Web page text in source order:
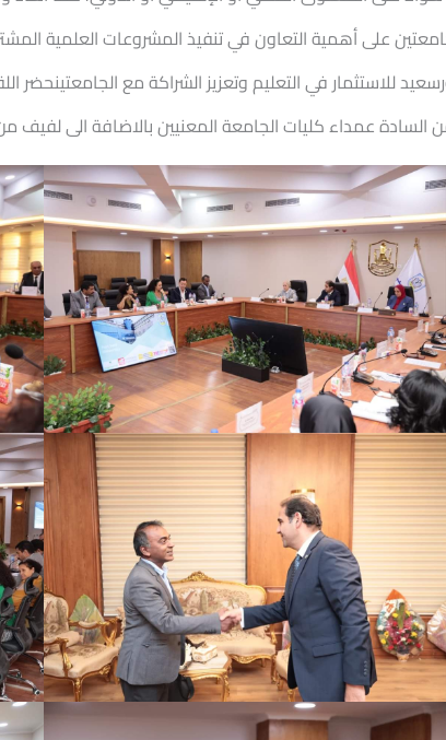
على أهمية التعاون في تنفيذ المشروعات العلمية
للاستثمار في التعليم وتعزيز الشراكة مع
عمداء كليات الجامعة المعنيين بالاضافة الى لفيف